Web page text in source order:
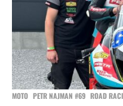
MOTO PETR NAJMAN #69 ROAD